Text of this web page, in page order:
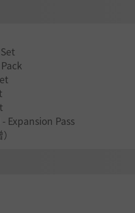
胜以往，过去的创伤会浮现
有你能帮助这两位小小朋友
Expansion Pass